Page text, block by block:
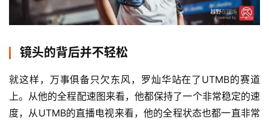
镜头的背后并不轻松
就这样，万事俱备只欠东风，罗灿华站在了UTMB的赛道
上。从他的全程配速图来看，他都保持了一个非常稳定的速
度，从UTMB的直播电视来看，他的全程状态也都一直非常